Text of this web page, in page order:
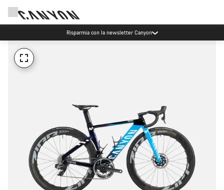
Risparmia con la newsletter Canyon